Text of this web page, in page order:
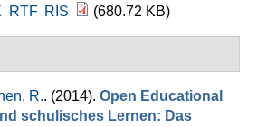
RTF RIS (680.72 KB)
R.. (2014). Open Educational
schulisches Lernen: Das